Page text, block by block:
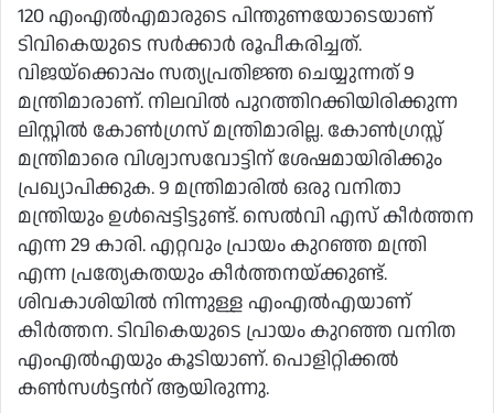
120 എംഎൽഎമാരുടെ പിന്തുണയോടെയാണ്
ടിവികെയുടെ സർക്കാർ രൂപീകരിച്ചത്.
വിജയ്ക്കൊപ്പം സത്യപ്രതിജ്ഞ ചെയ്യുന്നത് 9
മന്ത്രിമാരാണ്. നിലവില്‍ പുറത്തിറക്കിയിരിക്കുന്ന
ലിസ്റ്റില്‍ കോണ്‍ഗ്രസ് മന്ത്രിമാരില്ല. കോൺഗ്രസ്സ്
മന്ത്രിമാരെ വിശ്വാസവോട്ടിന് ശേഷമായിരിക്കും
പ്രഖ്യാപിക്കുക. 9 മന്ത്രിമാരില്‍ ഒരു വനിതാ
മന്ത്രിയും ഉൾപ്പെട്ടിട്ടുണ്ട്. സെല്‍വി എസ് കീർത്തന
എന്ന 29 കാരി. എറ്റവും പ്രായം കുറഞ്ഞ മന്ത്രി
എന്ന പ്രത്യേകതയും കീർത്തനയ്ക്കുണ്ട്.
ശിവകാശിയില്‍ നിന്നുള്ള എംഎൽഎയാണ്
കീർത്തന. ടിവികെയുടെ പ്രായം കുറഞ്ഞ വനിത
എംഎൽഎയും കൂടിയാണ്. പൊളിറ്റിക്കൽ
കൺസൾട്ടന്‍റ് ആയിരുന്നു.